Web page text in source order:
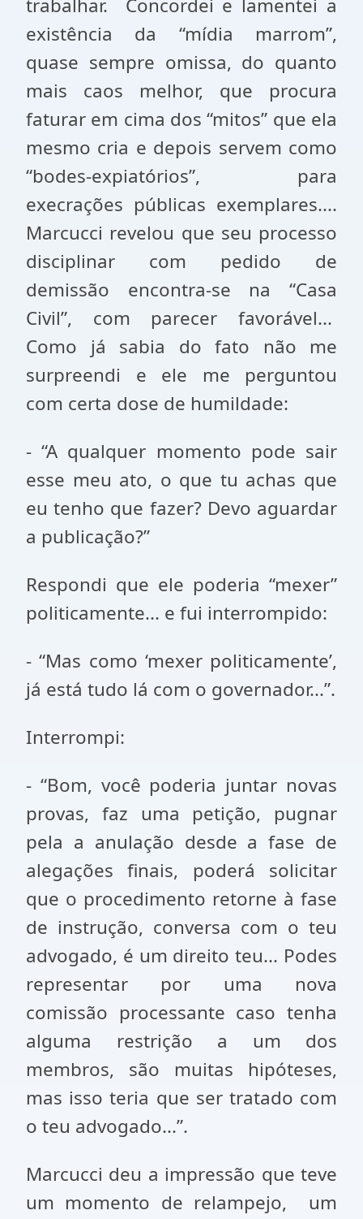
trabalhar. Concordei e lamentei a
existência da “mídia marrom”,
quase sempre omissa, do quanto
mais caos melhor, que procura
faturar em cima dos “mitos” que ela
mesmo cria e depois servem como
“bodes-expiatórios”, para
execrações públicas exemplares....
Marcucci revelou que seu processo
disciplinar com pedido de
demissão encontra-se na “Casa
Civil”, com parecer favorável...
Como já sabia do fato não me
surpreendi e ele me perguntou
com certa dose de humildade:
- “A qualquer momento pode sair
esse meu ato, o que tu achas que
eu tenho que fazer? Devo aguardar
a publicação?”
Respondi que ele poderia “mexer”
politicamente... e fui interrompido:
- “Mas como ‘mexer politicamente’,
já está tudo lá com o governador...”.
Interrompi:
- “Bom, você poderia juntar novas
provas, faz uma petição, pugnar
pela a anulação desde a fase de
alegações finais, poderá solicitar
que o procedimento retorne à fase
de instrução, conversa com o teu
advogado, é um direito teu... Podes
representar por uma nova
comissão processante caso tenha
alguma restrição a um dos
membros, são muitas hipóteses,
mas isso teria que ser tratado com
o teu advogado...”.
Marcucci deu a impressão que teve
um momento de relampejo, um